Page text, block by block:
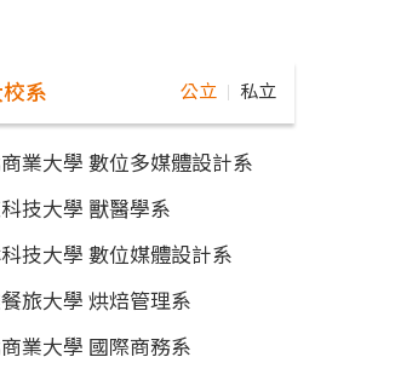
系 公立 私立
業大學 數位多媒體設計系
技大學 獸醫學系
技大學 數位媒體設計系
旅大學 烘焙管理系
業大學 國際商務系